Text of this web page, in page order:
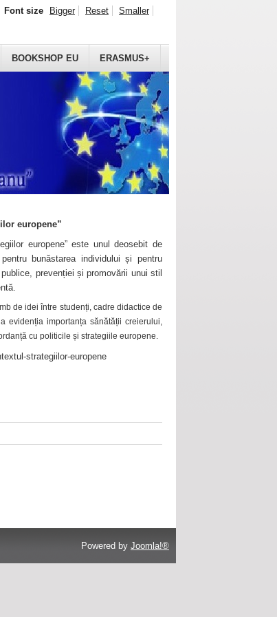
BOOKSHOP EU ERASMUS+
Font size Bigger Reset Smaller
europene”
europene” este unul deosebit de
bunăstarea individului și pentru
prevenției și promovării unui stil
de idei între studenți, cadre didactice de
evidenția importanța sănătății creierului,
cu politicile și strategiile europene.
strategiilor-europene
Powered by Joomla!®